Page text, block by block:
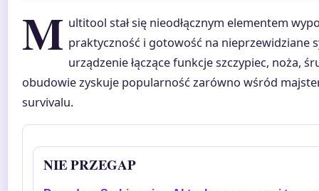
M ultitool stał się nieodłącznym elementem
praktyczność i gotowość na nieprzewidziane
urządzenie łączące funkcje szczypiec, noża,
obudowie zyskuje popularność zarówno wśród
survivalu.
NIE PRZEGAP